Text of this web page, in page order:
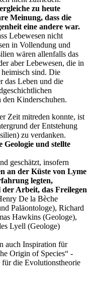
zu heute
Meinung, dass die
eine andere war.
Lebewesen nicht
in Vollendung und
wären allenfalls das
aber Lebewesen, die in
sind. Die
das Leben und die
den Kinderschuhen.
Zeit mitreden konnte, ist
der Entstehung
zu verdanken.
Geologie und stellte
geschätzt, insofern
an der Küste von Lyme
legten,
Arbeit, das Freilegen
De la Bèche
Paläontologe), Richard
Hawkins (Geologe),
Lyell (Geologe)
auch Inspiration für
Origin of Species“ -
für die Evolutionstheorie